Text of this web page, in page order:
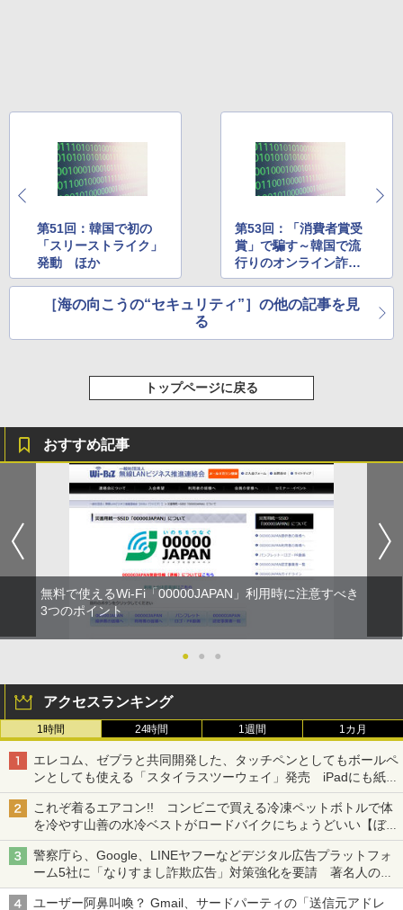
第51回：韓国で初の
「スリーストライク」
発動 ほか
第53回：「消費者賞受
賞」で騙す～韓国で流
行りのオンライン詐
欺 ほか
［海の向こうの“セキュリティ”］の他の記事を見
る
トップページに戻る
おすすめ記事
無料で使えるWi-Fi「00000JAPAN」利用時に注意すべき
3つのポイント
● ● ●
アクセスランキング
1時間 24時間 1週間 1カ月
エレコム、ゼブラと共同開発した、タッチペンとしてもボールペ
ンとしても使える「スタイラスツーウェイ」発売 iPadにも紙に
も、持ち替えずに書き込める
これぞ着るエアコン!! コンビニで買える冷凍ペットボトルで体
を冷やす山善の水冷ベストがロードバイクにちょうどいい【ぼっ
ち・ざ・ろーど！その14】【空いた時間でなにしてる？】
警察庁ら、Google、LINEヤフーなどデジタル広告プラットフォ
ーム5社に「なりすまし詐欺広告」対策強化を要請 著名人の写
真や映像を使った投資詐欺などへの対策として
ユーザー阿鼻叫喚？ Gmail、サードパーティの「送信元アドレ